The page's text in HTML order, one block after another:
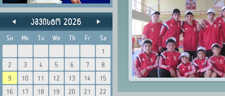
აგვისტო 2026
Su Mo Tu We Th Fr
Sa
1
2
3 4 5 6 7
8
9
10 11 12 13 14
15
16
17 18 19 20 21
22